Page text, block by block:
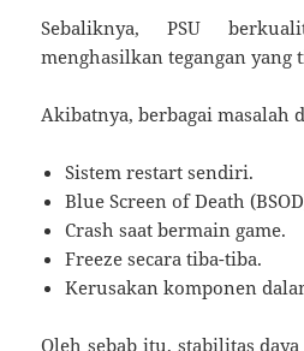
Sebaliknya, PSU
menghasilkan tegangan yang
Akibatnya, berbagai masalah
Sistem restart sendiri.
Blue Screen of Death
Crash saat bermain game.
Freeze secara tiba-tiba.
Kerusakan komponen
Oleh sebab itu, stabilitas